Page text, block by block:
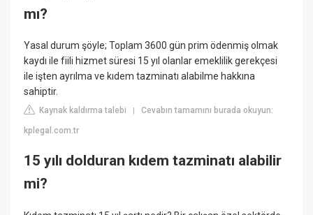
mı?
Yasal durum şöyle; Toplam 3600 gün prim ödenmiş olmak
kaydı ile fiili hizmet süresi 15 yıl olanlar emeklilik gerekçesi
ile işten ayrılma ve kıdem tazminatı alabilme hakkına
sahiptir.
Kaynak kaldırma talebi |Cevabın tamamını burada okuyun:
kplegal.com.tr
15 yılı dolduran kıdem tazminatı alabilir
mi?